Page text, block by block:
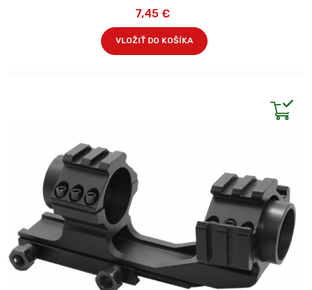
7,45 €
VLOŽIŤ DO KOŠÍKA